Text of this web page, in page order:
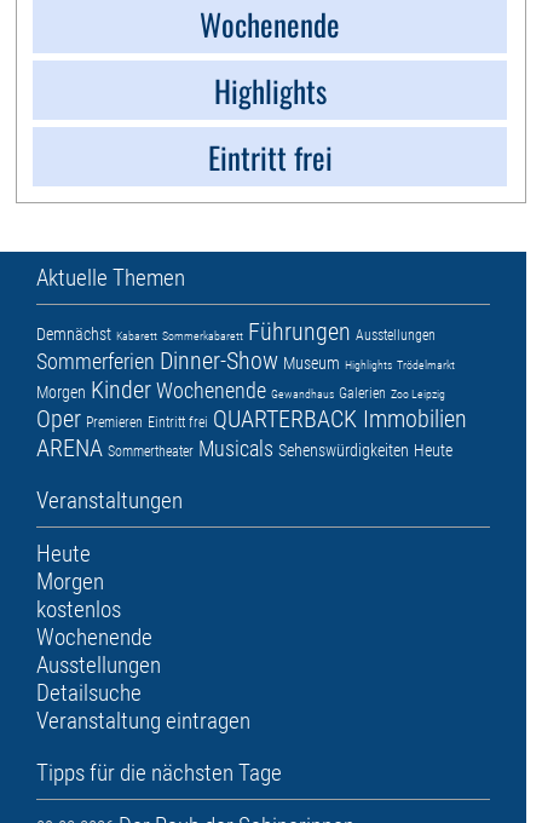
Wochenende
Highlights
Eintritt frei
Aktuelle Themen
Demnächst Kabarett Sommerkabarett Führungen Ausstellungen
Sommerferien Dinner-Show Museum Highlights Trödelmarkt
Morgen KinderWochenende Gewandhaus Galerien Zoo Leipzig
Oper Premieren Eintritt frei QUARTERBACK Immobilien
ARENA Sommertheater Musicals Sehenswürdigkeiten Heute
Veranstaltungen
Heute
Morgen
kostenlos
Wochenende
Ausstellungen
Detailsuche
Veranstaltung eintragen
Tipps für die nächsten Tage